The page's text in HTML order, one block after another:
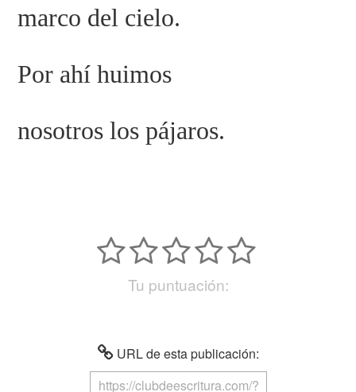
marco del cielo.
Por ahí huimos
nosotros los pájaros.
Tu puntuación:
URL de esta publicación: